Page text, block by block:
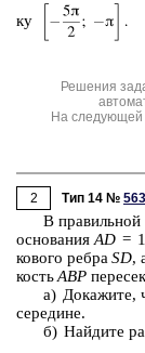
ку
Решения
На следующей
2 Тип 14 №
В пра­виль­ной
ос­но­ва­ния AD =
ко­во­го ребра SD,
костьABP
а) До­ка­жи­те,
се­ре­ди­не.
б) Най­ди­те